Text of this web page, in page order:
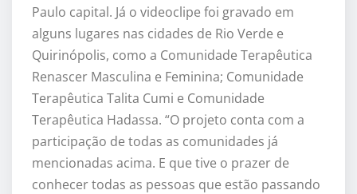
Paulo capital. Já o videoclipe foi gravado em
alguns lugares nas cidades de Rio Verde e
Quirinópolis, como a Comunidade Terapêutica
Renascer Masculina e Feminina; Comunidade
Terapêutica Talita Cumi e Comunidade
Terapêutica Hadassa. “O projeto conta com a
participação de todas as comunidades já
mencionadas acima. E que tive o prazer de
conhecer todas as pessoas que estão passando